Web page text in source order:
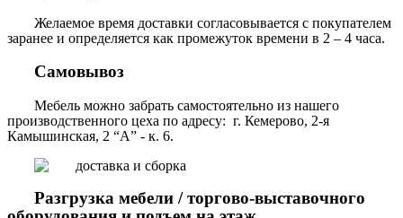
Желаемое время доставки согласовывается с покупателем
заранее и определяется как промежуток времени в 2 – 4 часа.
Самовывоз
Мебель можно забрать самостоятельно из нашего
производственного цеха по адресу: г. Кемерово, 2-я
Камышинская, 2 “А” - к. 6.
Разгрузка мебели / торгово-выставочного